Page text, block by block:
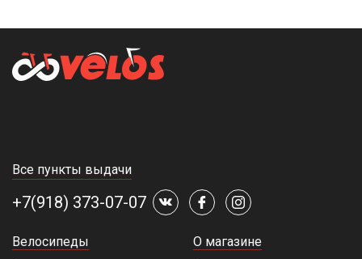
Все пункты выдачи
+7(918) 373-07-07
Велосипеды
О магазине